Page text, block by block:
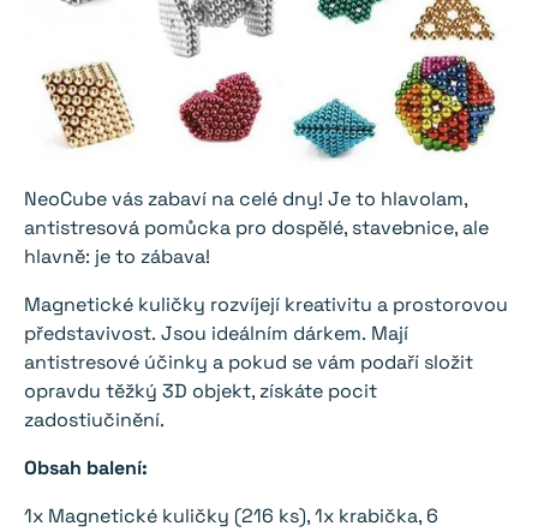
NeoCube vás zabaví na celé dny! Je to hlavolam,
antistresová pomůcka pro dospělé, stavebnice, ale
hlavně: je to zábava!
Magnetické kuličky rozvíjejí kreativitu a prostorovou
představivost. Jsou ideálním dárkem. Mají
antistresové účinky a pokud se vám podaří složit
opravdu těžký 3D objekt, získáte pocit
zadostiučinění.
Obsah balení:
1x Magnetické kuličky (216 ks), 1x krabička, 6